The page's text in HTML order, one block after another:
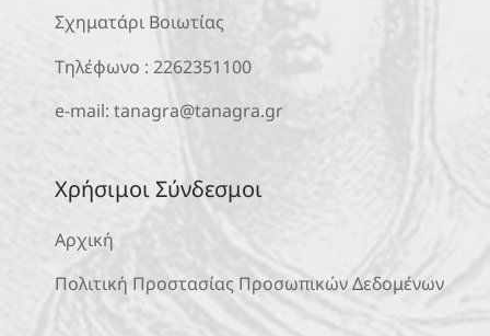
Σχηματάρι Βοιωτίας
Τηλέφωνο : 2262351100
e-mail: tanagra@tanagra.gr
Χρήσιμοι Σύνδεσμοι
Αρχική
Πολιτική Προστασίας Προσωπικών Δεδομένων